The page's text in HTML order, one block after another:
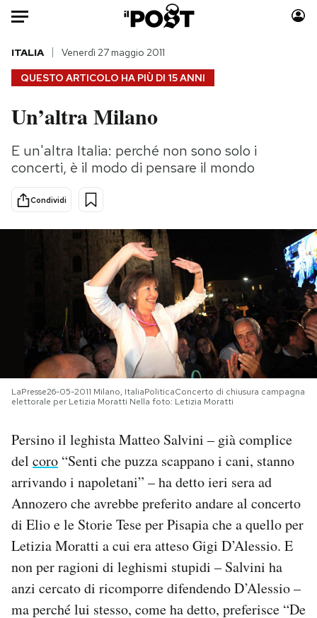
Auto
HOME
Italia
Politica
Internet
Cultura
Economia
Consumismi
Altrecose
Mondiali calcio 2026
PODCAST
NEWSLETTER
I MIEI PREFERITI
SHOP
CALENDARIO
AREA PERSONALE
Area Personale
QUESTO ARTICOLO HA PIÙ DI 15 ANNI
ITALIA Venerdì 27 maggio 2011
Un’altra Milano
E un'altra Italia: perché non sono solo i
concerti, è il modo di pensare il mondo
Condividi
LaPresse26-05-2011 Milano, ItaliaPoliticaConcerto di chiusura campagna
elettorale per Letizia Moratti Nella foto: Letizia Moratti
Persino il leghista Matteo Salvini – già complice
del coro “Senti che puzza scappano i cani, stanno
arrivando i napoletani” – ha detto ieri sera ad
Annozero che avrebbe preferito andare al concerto
di Elio e le Storie Tese per Pisapia che a quello per
Letizia Moratti a cui era atteso Gigi D’Alessio. E
non per ragioni di leghismi stupidi – Salvini ha
anzi cercato di ricomporre difendendo D’Alessio –
ma perché lui stesso, come ha detto, preferisce “De